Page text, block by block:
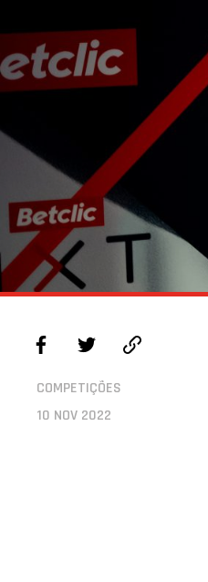
COMPETIÇÕES
10 NOV 2022